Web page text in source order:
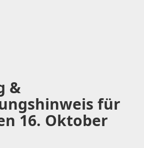
&
für
16. Oktober